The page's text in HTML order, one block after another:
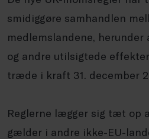
smidiggøre samhandlen
medlemslandene, herunder
og andre utilsigtede
træde i kraft 31. december
Reglerne lægger sig tæt op
gælder i andre ikke-EU-